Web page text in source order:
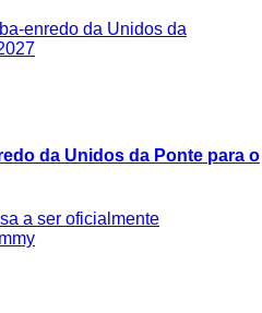
da Unidos da Ponte para o